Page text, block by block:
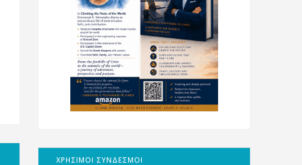
ΧΡΗΣΙΜΟΙ ΣΥΝΔΕΣΜΟΙ